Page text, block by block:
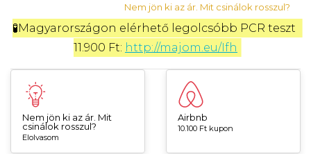
Nem jön ki az ár. Mit csinálok rosszul?
🧪Magyarországon elérhető legolcsóbb PCR teszt
11.900 Ft: http://majom.eu/Ifh
Nem jön ki az ár. Mit
csinálok rosszul?
Elolvasom
Airbnb
10.100 Ft kupon